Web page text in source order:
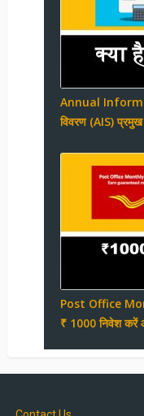
Annual
विवरण (AIS) प्रमुख
Post Office
₹ 1000 निवेश करें